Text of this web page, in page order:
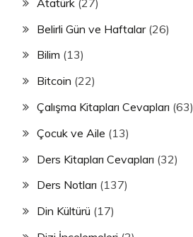
Belirli Gün ve Haftalar(26)
Bilim (13)
Bitcoin (22)
Çalışma Kitapları Cevapları (63)
Çocuk ve Aile (13)
Ders Kitapları Cevapları (32)
Ders Notları (137)
Din Kültürü (17)